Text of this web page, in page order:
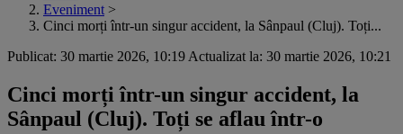
Eveniment >
Cinci morți într-un singur accident, la Sânpaul (Cluj). Toți...
Publicat: 30 martie 2026, 10:19 Actualizat la: 30 martie 2026, 10:21
Cinci morți într-un singur accident, la
Sânpaul (Cluj). Toți se aflau într-o